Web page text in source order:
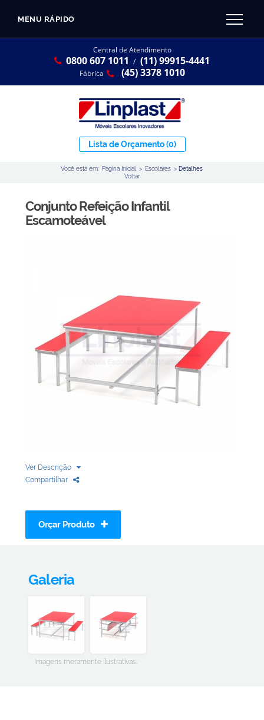
MENU RÁPIDO
Central de Atendimento
0800 607 1011 / (11) 99915-4441
Fábrica (45) 3378 1010
Lista de Orçamento(0)
Você está em: Página Inicial > Escolares >Detalhes
Voltar
Conjunto Refeição Infantil
Escamoteável
Ver Descrição
Compartilhar
Orçar Produto
Galeria
Imagens meramente ilustrativas.
Linha Resina Plástica
Ambiente Maker
Quadro Branco
Linha Wood Prime
Cadeira especial
CATÁLOGO LINPLAST 2025
SOBRE A EMPRESA